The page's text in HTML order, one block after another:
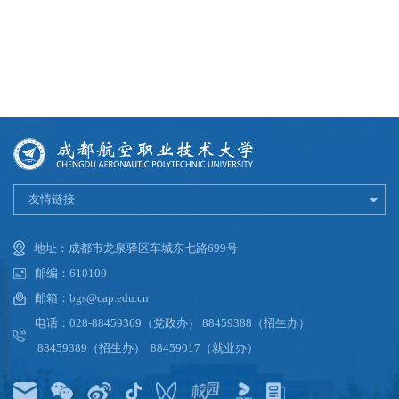
友情链接
地址：成都市龙泉驿区车城东七路699号
邮编：610100
邮箱：bgs@cap.edu.cn
电话：028-88459369（党政办） 88459388（招生办）
88459389（招生办） 88459017（就业办）